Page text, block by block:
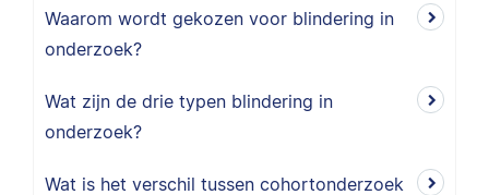
Waarom wordt gekozen voor blindering in
onderzoek?
Wat zijn de drie typen blindering in
onderzoek?
Wat is het verschil tussen cohortonderzoek